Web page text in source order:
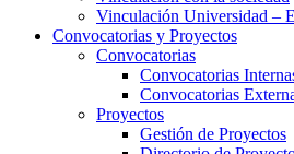
Vinculación Universidad –
Convocatorias y Proyectos
Convocatorias
Convocatorias
Convocatorias
Proyectos
Gestión de Proyectos